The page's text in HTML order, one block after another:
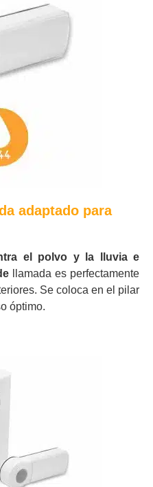
adaptado para
el polvo y la lluvia e
llamada es perfectamente
Se coloca en el pilar
óptimo.